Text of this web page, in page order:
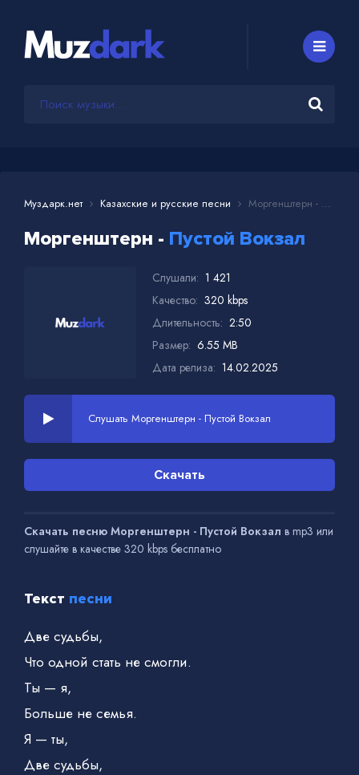
Муздарк.нет Казахские и русские песни Моргенштерн - Пустой Вокзал
Моргенштерн - Пустой Вокзал
Слушали: 1 421
Качество: 320 kbps
Длительность: 2:50
Размер: 6.55 MB
Дата релиза: 14.02.2025
Слушать Моргенштерн - Пустой Вокзал
Скачать
Скачать песню Моргенштерн - Пустой Вокзал в mp3 или
слушайте в качестве 320 kbps бесплатно
Текст песни
Две судьбы,
Что одной стать не смогли.
Ты — я,
Больше не семья.
Я — ты,
Две судьбы,